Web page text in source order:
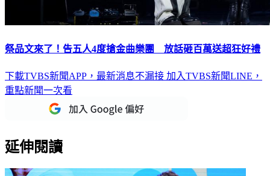
祭品文來了！告五人4度搶金曲樂團 放話砸百萬送超狂好禮
下載TVBS新聞APP，最新消息不漏接 加入TVBS新聞LINE，
重點新聞一次看
延伸閱讀